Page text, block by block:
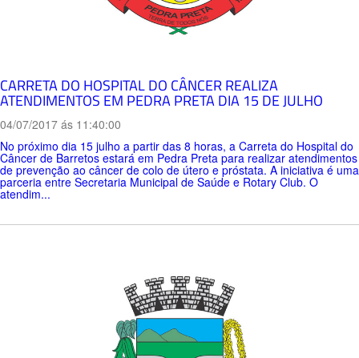
CARRETA DO HOSPITAL DO CÂNCER REALIZA
ATENDIMENTOS EM PEDRA PRETA DIA 15 DE JULHO
04/07/2017 ás 11:40:00
No próximo dia 15 julho a partir das 8 horas, a Carreta do Hospital do
Câncer de Barretos estará em Pedra Preta para realizar atendimentos
de prevenção ao câncer de colo de útero e próstata. A iniciativa é uma
parceria entre Secretaria Municipal de Saúde e Rotary Club. O
atendim...